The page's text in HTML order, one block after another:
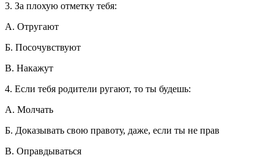
3. За плохую отметку тебя:
А. Отругают
Б. Посочувствуют
В. Накажут
4. Если тебя родители ругают, то ты будешь:
А. Молчать
Б. Доказывать свою правоту, даже, если ты не прав
В. Оправдываться